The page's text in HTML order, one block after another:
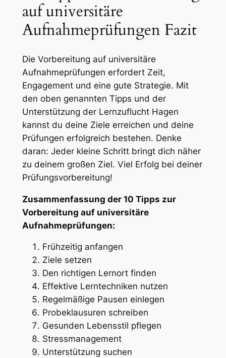
auf universitäre
Aufnahmeprüfungen Fazit
Die Vorbereitung auf universitäre
Aufnahmeprüfungen erfordert Zeit,
Engagement und eine gute Strategie. Mit
den oben genannten Tipps und der
Unterstützung der Lernzuflucht Hagen
kannst du deine Ziele erreichen und deine
Prüfungen erfolgreich bestehen. Denke
daran: Jeder kleine Schritt bringt dich näher
zu deinem großen Ziel. Viel Erfolg bei deiner
Prüfungsvorbereitung!
Zusammenfassung der 10 Tipps zur
Vorbereitung auf universitäre
Aufnahmeprüfungen:
Frühzeitig anfangen
Ziele setzen
Den richtigen Lernort finden
Effektive Lerntechniken nutzen
Regelmäßige Pausen einlegen
Probeklausuren schreiben
Gesunden Lebensstil pflegen
Stressmanagement
Unterstützung suchen